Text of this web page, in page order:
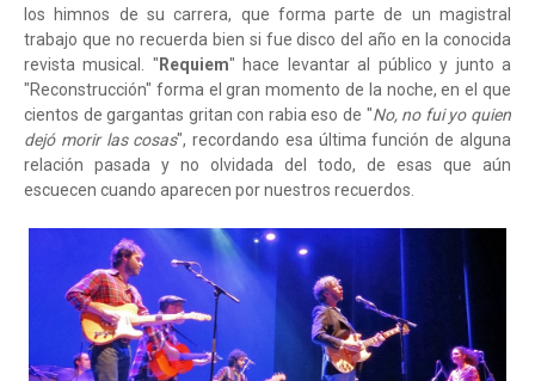
los himnos de su carrera, que forma parte de un magistral
trabajo que no recuerda bien si fue disco del año en la conocida
revista musical. " Requiem" hace levantar al público y junto a
"Reconstrucción" forma el gran momento de la noche, en el que
cientos de gargantas gritan con rabia eso de "No, no fui yo quien
dejó morir las cosas", recordando esa última función de alguna
relación pasada y no olvidada del todo, de esas que aún
escuecen cuando aparecen por nuestros recuerdos.